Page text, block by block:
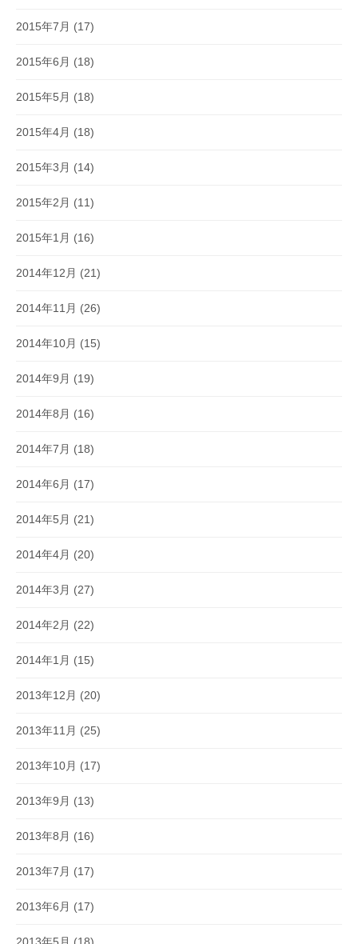
2015年7月 (17)
2015年6月 (18)
2015年5月 (18)
2015年4月 (18)
2015年3月 (14)
2015年2月 (11)
2015年1月 (16)
2014年12月 (21)
2014年11月 (26)
2014年10月 (15)
2014年9月 (19)
2014年8月 (16)
2014年7月 (18)
2014年6月 (17)
2014年5月 (21)
2014年4月 (20)
2014年3月 (27)
2014年2月 (22)
2014年1月 (15)
2013年12月 (20)
2013年11月 (25)
2013年10月 (17)
2013年9月 (13)
2013年8月 (16)
2013年7月 (17)
2013年6月 (17)